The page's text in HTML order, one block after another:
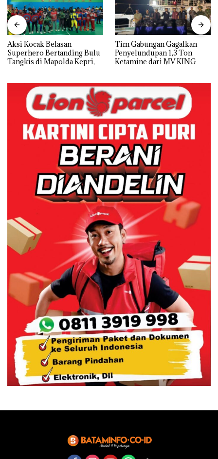
Aksi Kocak Belasan
Superhero Bertanding Bulu
Tangkis di Mapolda Kepri,
Tim Gabungan Gagalkan
Penyelundupan 1,3 Ton
Ketamine dari MV KING